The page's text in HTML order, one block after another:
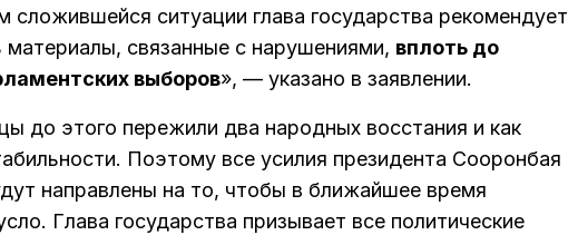
сложившейся ситуации глава государства рекомендует
связанные с нарушениями, вплоть до
выборов», — указано в заявлении.
до этого пережили два народных восстания и как
Поэтому все усилия президента Сооронбая
направлены на то, чтобы в ближайшее время
Глава государства призывает все политические